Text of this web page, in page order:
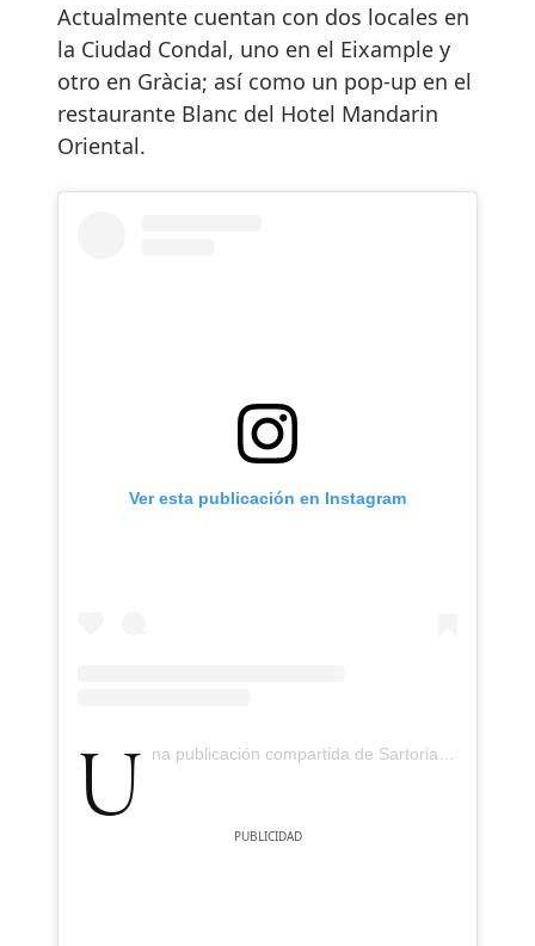
Actualmente cuentan con dos locales en
la Ciudad Condal, uno en el Eixample y
otro en Gràcia; así como un pop-up en el
restaurante Blanc del Hotel Mandarin
Oriental.
Ver esta publicación en Instagram
Una publicación compartida de Sartoria Panatieri (@sartoriapanatieri)